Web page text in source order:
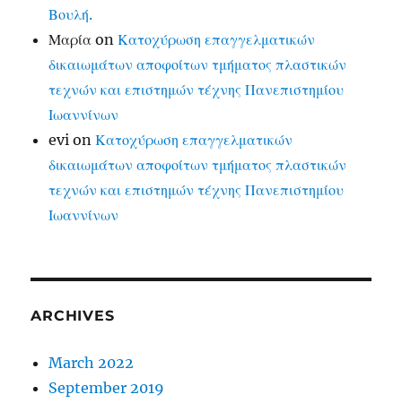
Βουλή.
Μαρία onΚατοχύρωση επαγγελματικών
δικαιωμάτων αποφοίτων τμήματος πλαστικών
τεχνών και επιστημών τέχνης Πανεπιστημίου
Ιωαννίνων
evi onΚατοχύρωση επαγγελματικών
δικαιωμάτων αποφοίτων τμήματος πλαστικών
τεχνών και επιστημών τέχνης Πανεπιστημίου
Ιωαννίνων
ARCHIVES
March 2022
September 2019